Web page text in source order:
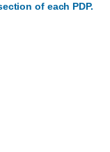
of each PDP.